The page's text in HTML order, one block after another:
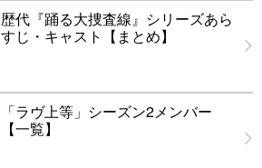
歴代『踊る大捜査線』シリーズあら
すじ・キャスト【まとめ】
「ラヴ上等」シーズン2メンバー
【一覧】